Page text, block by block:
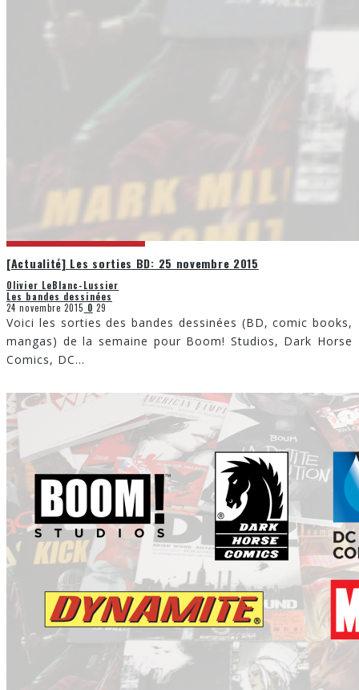
[Actualité] Les sorties BD: 25 novembre 2015
Olivier LeBlanc-Lussier
Les bandes dessinées
24 novembre 2015 0 29
Voici les sorties des bandes dessinées (BD, comic books,
mangas) de la semaine pour Boom! Studios, Dark Horse
Comics, DC...